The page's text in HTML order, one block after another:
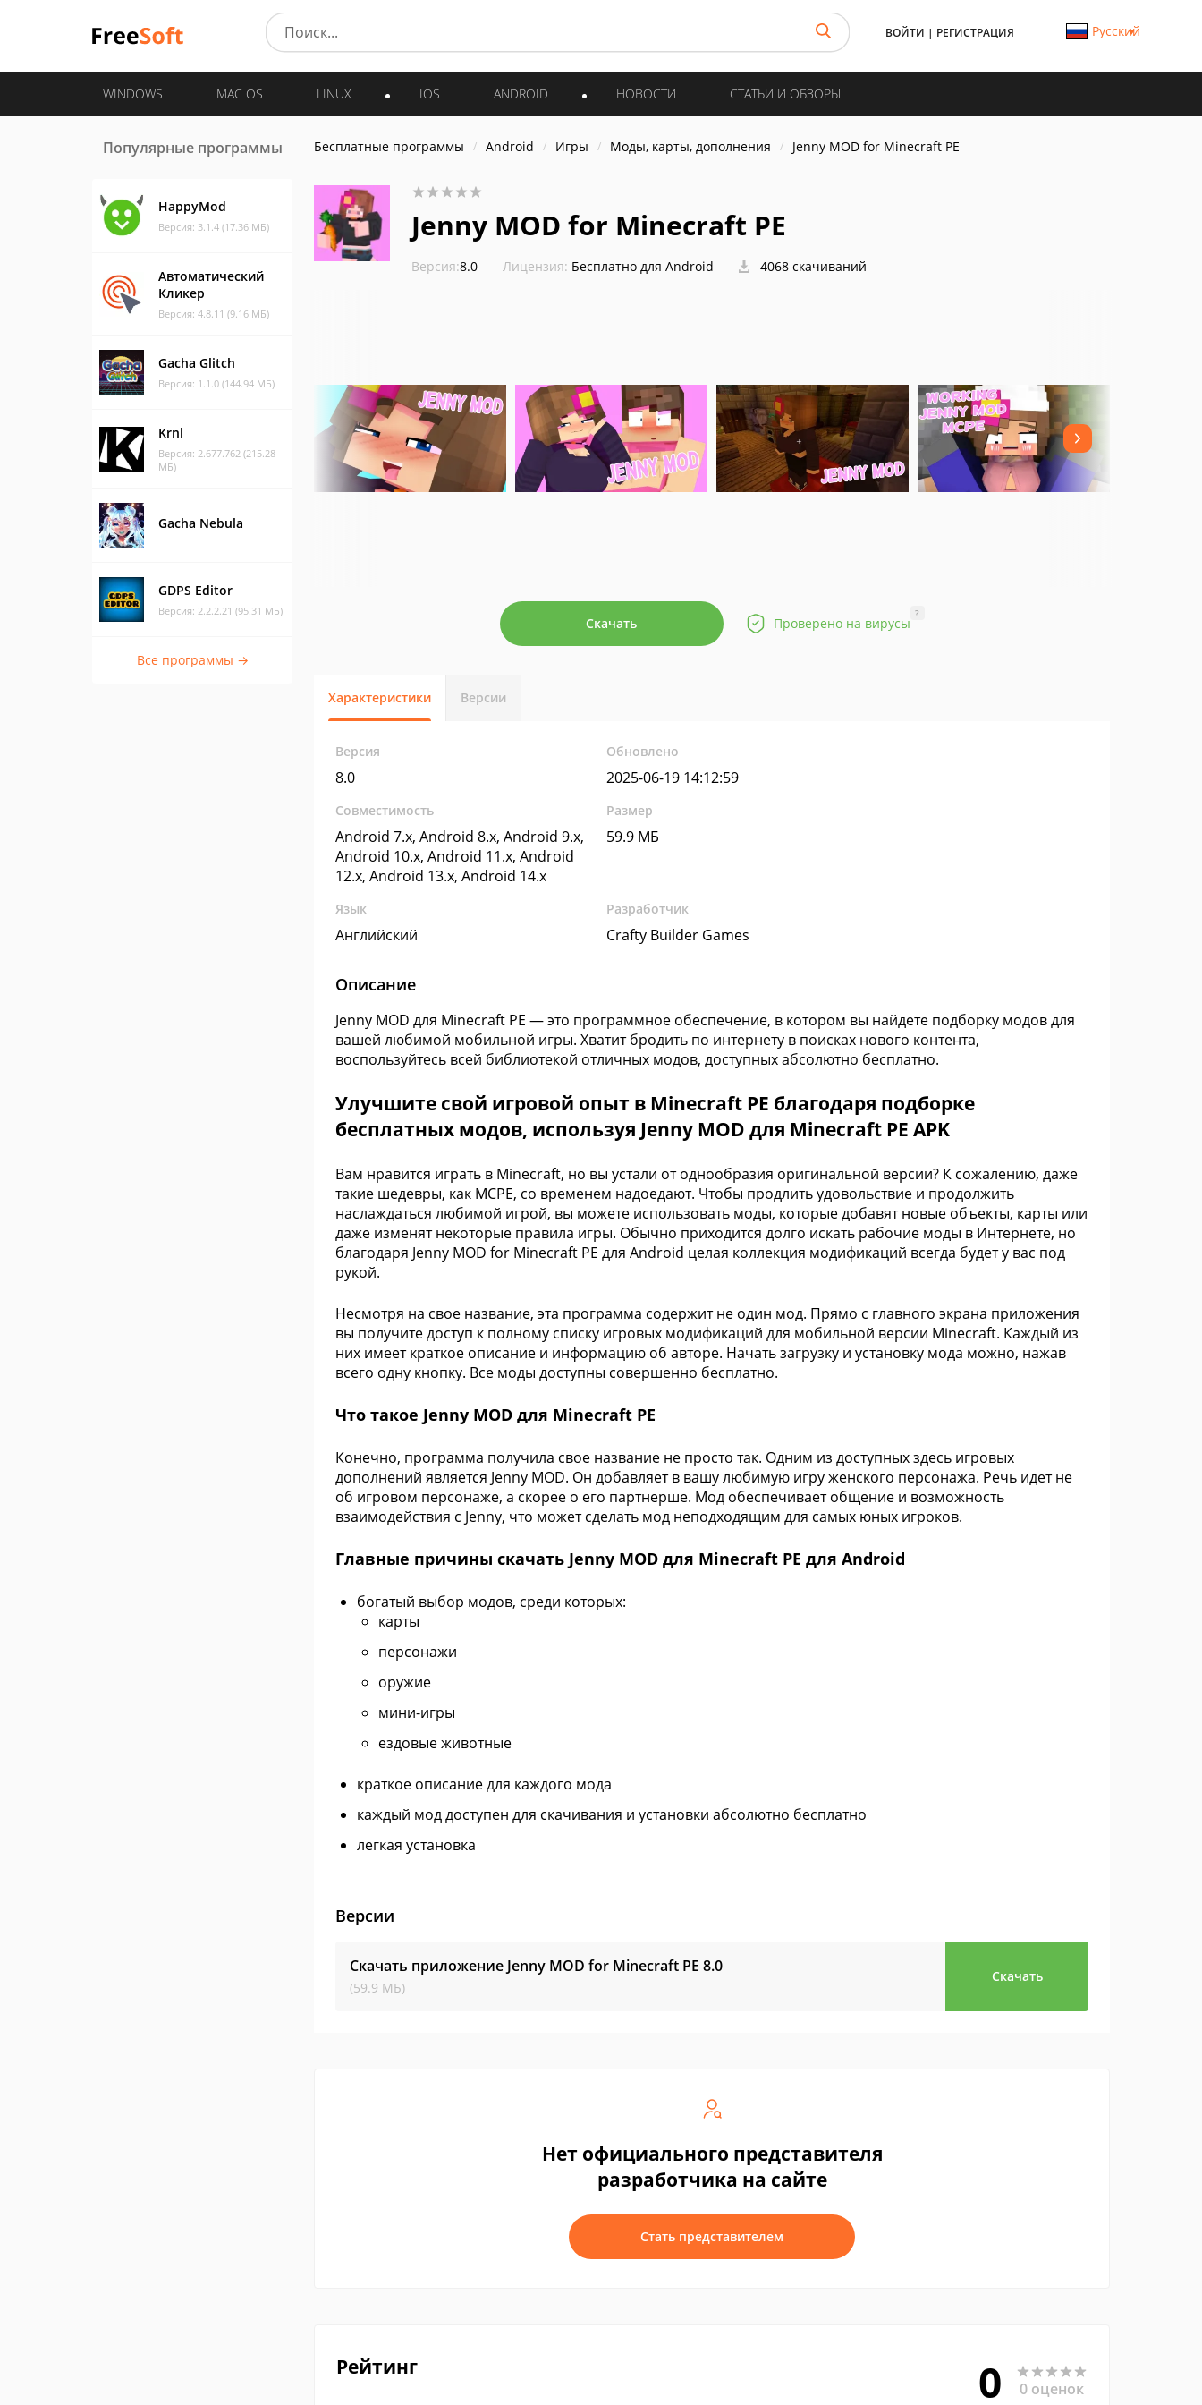
ВОЙТИ | РЕГИСТРАЦИЯ Русский
WINDOWS MAC OS LINUX IOS ANDROID НОВОСТИ СТАТЬИ И ОБЗОРЫ
Популярные программы
HappyMod
Версия: 3.1.4 (17.36 МБ)
Автоматический
Кликер
Версия: 4.8.11 (9.16 МБ)
Gacha Glitch
Версия: 1.1.0 (144.94 МБ)
Krnl
Версия: 2.677.762 (215.28
МБ)
Gacha Nebula
GDPS Editor
Версия: 2.2.2.21 (95.31 МБ)
Все программы →
Бесплатные программы Android Игры Моды, карты, дополнения Jenny MOD for Minecraft PE
Jenny MOD for Minecraft PE
Версия:8.0 Лицензия: Бесплатно для Android 4068 скачиваний
Скачать Проверено на вирусы
?
Характеристики Версии
Версия
8.0
Обновлено
2025-06-19 14:12:59
Совместимость
Android 7.x, Android 8.x, Android 9.x,
Android 10.x, Android 11.x, Android
12.x, Android 13.x, Android 14.x
Размер
59.9 МБ
Язык
Английский
Разработчик
Crafty Builder Games
Описание
Jenny MOD для Minecraft PE — это программное обеспечение, в котором вы найдете подборку модов для
вашей любимой мобильной игры. Хватит бродить по интернету в поисках нового контента,
воспользуйтесь всей библиотекой отличных модов, доступных абсолютно бесплатно.
Улучшите свой игровой опыт в Minecraft PE благодаря подборке
бесплатных модов, используя Jenny MOD для Minecraft PE APK
Вам нравится играть в Minecraft, но вы устали от однообразия оригинальной версии? К сожалению, даже
такие шедевры, как MCPE, со временем надоедают. Чтобы продлить удовольствие и продолжить
наслаждаться любимой игрой, вы можете использовать моды, которые добавят новые объекты, карты или
даже изменят некоторые правила игры. Обычно приходится долго искать рабочие моды в Интернете, но
благодаря Jenny MOD for Minecraft PE для Android целая коллекция модификаций всегда будет у вас под
рукой.
Несмотря на свое название, эта программа содержит не один мод. Прямо с главного экрана приложения
вы получите доступ к полному списку игровых модификаций для мобильной версии Minecraft. Каждый из
них имеет краткое описание и информацию об авторе. Начать загрузку и установку мода можно, нажав
всего одну кнопку. Все моды доступны совершенно бесплатно.
Что такое Jenny MOD для Minecraft PE
Конечно, программа получила свое название не просто так. Одним из доступных здесь игровых
дополнений является Jenny MOD. Он добавляет в вашу любимую игру женского персонажа. Речь идет не
об игровом персонаже, а скорее о его партнерше. Мод обеспечивает общение и возможность
взаимодействия с Jenny, что может сделать мод неподходящим для самых юных игроков.
Главные причины скачать Jenny MOD для Minecraft PE для Android
богатый выбор модов, среди которых:
карты
персонажи
оружие
мини-игры
ездовые животные
краткое описание для каждого мода
каждый мод доступен для скачивания и установки абсолютно бесплатно
легкая установка
Версии
Скачать приложение Jenny MOD for Minecraft PE 8.0
(59.9 МБ)
Скачать
Нет официального представителя
разработчика на сайте
Стать представителем
Рейтинг 0 0 оценок